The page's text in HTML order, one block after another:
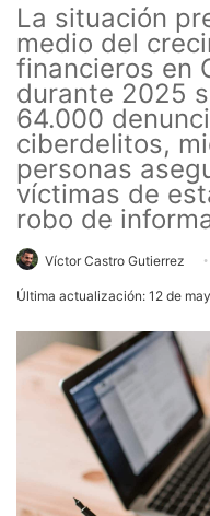
La situación
medio del
financieros en
durante 2025
64.000
ciberdelitos,
personas
víctimas de
robo de
Víctor Castro Gutierrez
Última actualización: 12 de